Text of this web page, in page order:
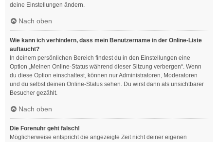
deine Einstellungen ändern.
Nach oben
Wie kann ich verhindern, dass mein Benutzername in der Online-Liste
auftaucht?
In deinem persönlichen Bereich findest du in den Einstellungen eine
Option „Meinen Online-Status während dieser Sitzung verbergen“. Wenn
du diese Option einschaltest, können nur Administratoren, Moderatoren
und du selbst deinen Online-Status sehen. Du wirst dann als unsichtbarer
Besucher gezählt.
Nach oben
Die Forenuhr geht falsch!
Möglicherweise entspricht die angezeigte Zeit nicht deiner eigenen